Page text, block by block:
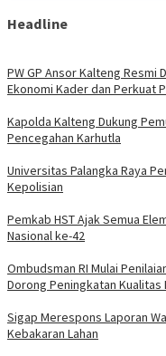
Headline
PW GP Ansor Kalteng Resmi
Ekonomi Kader dan Perkuat
Kapolda Kalteng Dukung
Pencegahan Karhutla
Universitas Palangka Raya
Kepolisian
Pemkab HST Ajak Semua
Nasional ke-42
Ombudsman RI Mulai
Dorong Peningkatan Kualitas
Sigap Merespons Laporan
Kebakaran Lahan